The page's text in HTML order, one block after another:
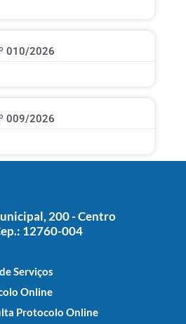
010/2026
009/2026
200 - Centro
12760-004
Serviços
Online
Protocolo Online